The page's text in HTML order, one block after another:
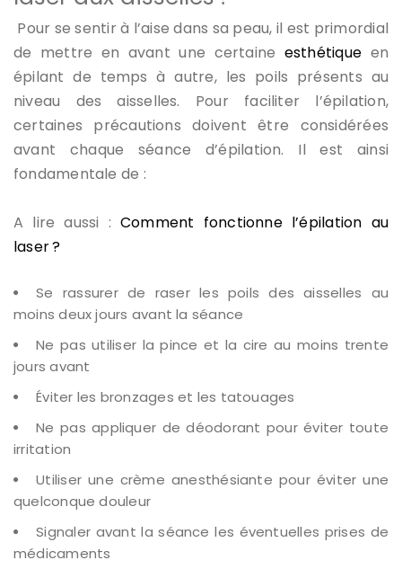
Pour se sentir à l’aise dans sa peau, il est primordial
de mettre en avant une certaine esthétique en
épilant de temps à autre, les poils présents au
niveau des aisselles. Pour faciliter l’épilation,
certaines précautions doivent être considérées
avant chaque séance d’épilation. Il est ainsi
fondamentale de :
A lire aussi : Comment fonctionne l’épilation au
laser ?
Se rassurer de raser les poils des aisselles au
moins deux jours avant la séance
Ne pas utiliser la pince et la cire au moins trente
jours avant
Éviter les bronzages et les tatouages
Ne pas appliquer de déodorant pour éviter toute
irritation
Utiliser une crème anesthésiante pour éviter une
quelconque douleur
Signaler avant la séance les éventuelles prises de
médicaments